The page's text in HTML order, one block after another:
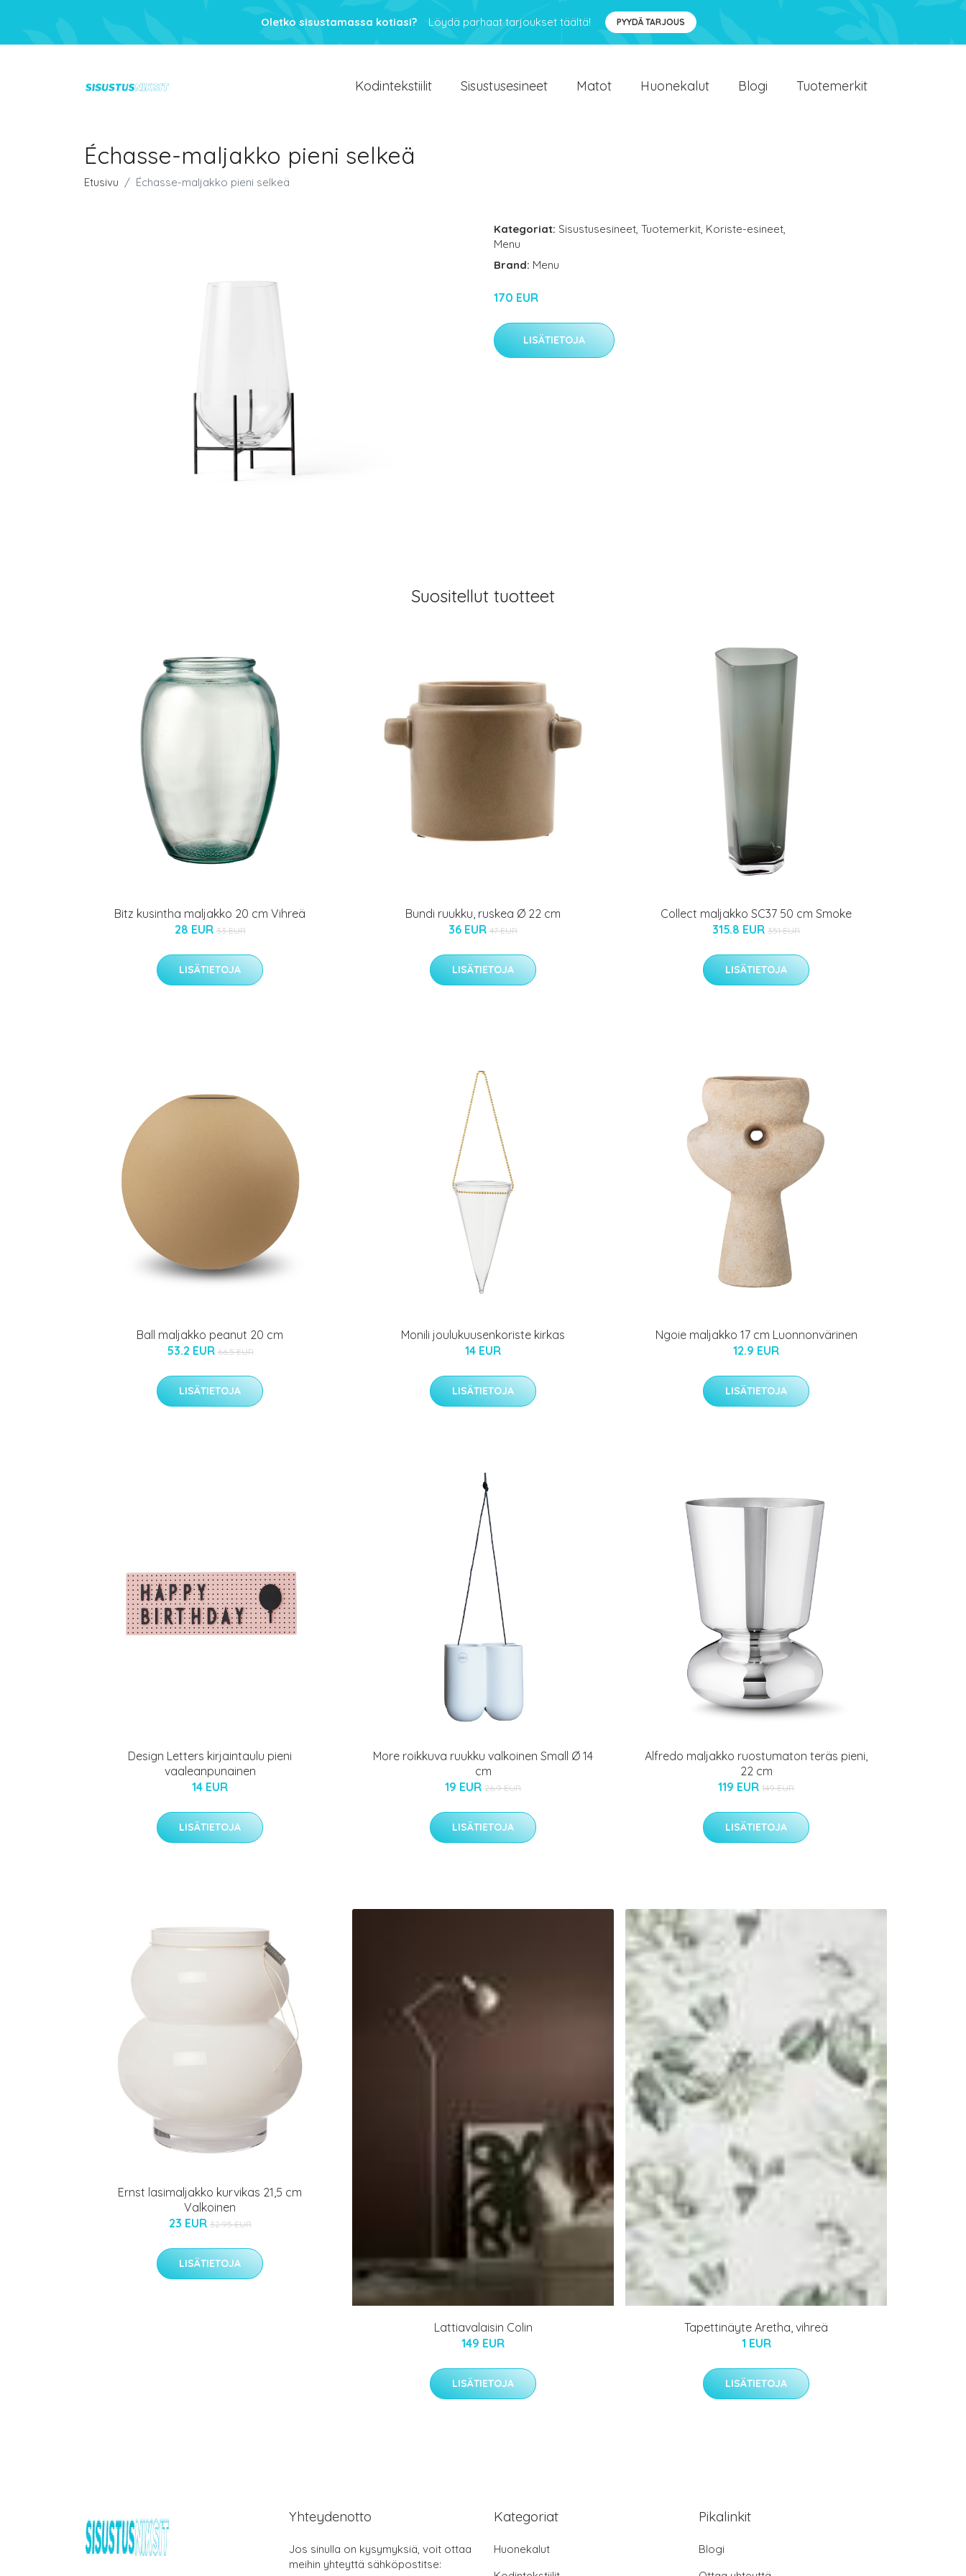
Oletko sisustamassa kotiasi? Löydä parhaat tarjoukset täältä! PYYDÄ TARJOUS
Kodintekstiilit Sisustusesineet Matot Huonekalut Blogi Tuotemerkit
Échasse-maljakko pieni selkeä
Etusivu Échasse-maljakko pieni selkeä
Kategoriat: Sisustusesineet, Tuotemerkit, Koriste-esineet,
Menu
Brand: Menu
170 EUR
LISÄTIETOJA
Suositellut tuotteet
Bitz kusintha maljakko 20 cm Vihreä
28 EUR 33 EUR
LISÄTIETOJA
Bundi ruukku, ruskea Ø 22 cm
36 EUR 47 EUR
LISÄTIETOJA
Collect maljakko SC37 50 cm Smoke
315.8 EUR 351 EUR
LISÄTIETOJA
Ball maljakko peanut 20 cm
53.2 EUR 66.5 EUR
LISÄTIETOJA
Monili joulukuusenkoriste kirkas
14 EUR
LISÄTIETOJA
Ngoie maljakko 17 cm Luonnonvärinen
12.9 EUR
LISÄTIETOJA
Design Letters kirjaintaulu pieni
vaaleanpunainen
14 EUR
LISÄTIETOJA
More roikkuva ruukku valkoinen Small Ø 14
cm
19 EUR 26.9 EUR
LISÄTIETOJA
Alfredo maljakko ruostumaton teräs pieni,
22 cm
119 EUR 149 EUR
LISÄTIETOJA
Ernst lasimaljakko kurvikas 21,5 cm
Valkoinen
23 EUR 32.95 EUR
LISÄTIETOJA
Lattiavalaisin Colin
149 EUR
LISÄTIETOJA
Tapettinäyte Aretha, vihreä
1 EUR
LISÄTIETOJA
Yhteydenotto
Jos sinulla on kysymyksiä, voit ottaa
meihin yhteyttä sähköpostitse:
Kategoriat
Huonekalut
Pikalinkit
Blogi